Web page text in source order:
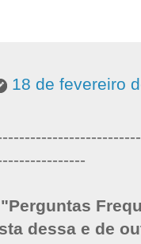
18 de fevereiro
dessa e de